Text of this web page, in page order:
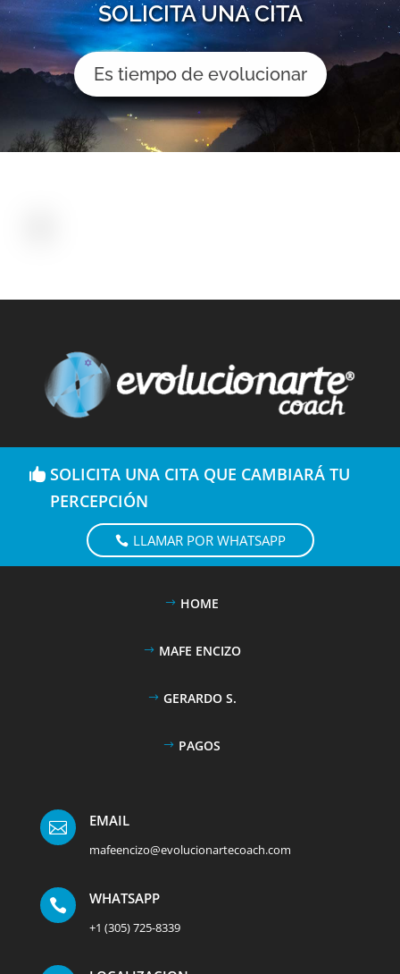
SOLICITA UNA CITA
Es tiempo de evolucionar
SOLICITA UNA CITA QUE CAMBIARÁ TU
PERCEPCIÓN
LLAMAR POR WHATSAPP
HOME
MAFE ENCIZO
GERARDO S.
PAGOS
 EMAIL
mafeencizo@evolucionartecoach.com
 WHATSAPP
+1 (305) 725-8339